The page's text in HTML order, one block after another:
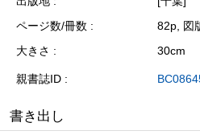
ページ数/冊数
82p, 図
大きさ
30cm
親書誌ID
書き出し